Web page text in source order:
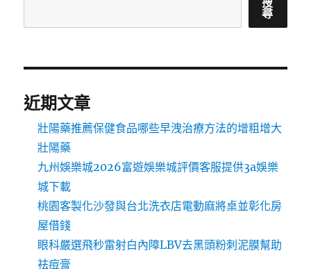
尋
近期文章
壯陽藥推薦保健食品哪些早洩治療方法的增粗增大
壯陽藥
九州娛樂城2026富遊娛樂城評價客服提供3a娛樂
城下載
桃園客製化沙發與台北洗衣店電動麻將桌並彰化房
屋借錢
眼科嚴選飛秒雷射白內障LBV去黑頭粉刺泥膜幫助
祛痘膏